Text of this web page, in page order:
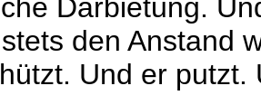
Darbietung.
den Anstand
Und er putzt.